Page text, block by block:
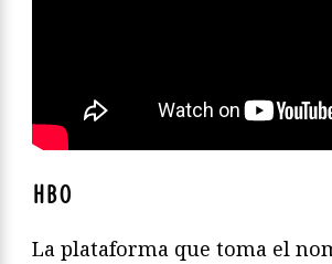
HBO
La plataforma que toma el